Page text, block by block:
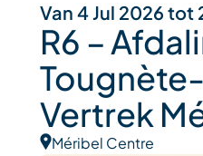
Van 4 Jul 2026 tot
R6 –
Vertrek
Méribel Centre